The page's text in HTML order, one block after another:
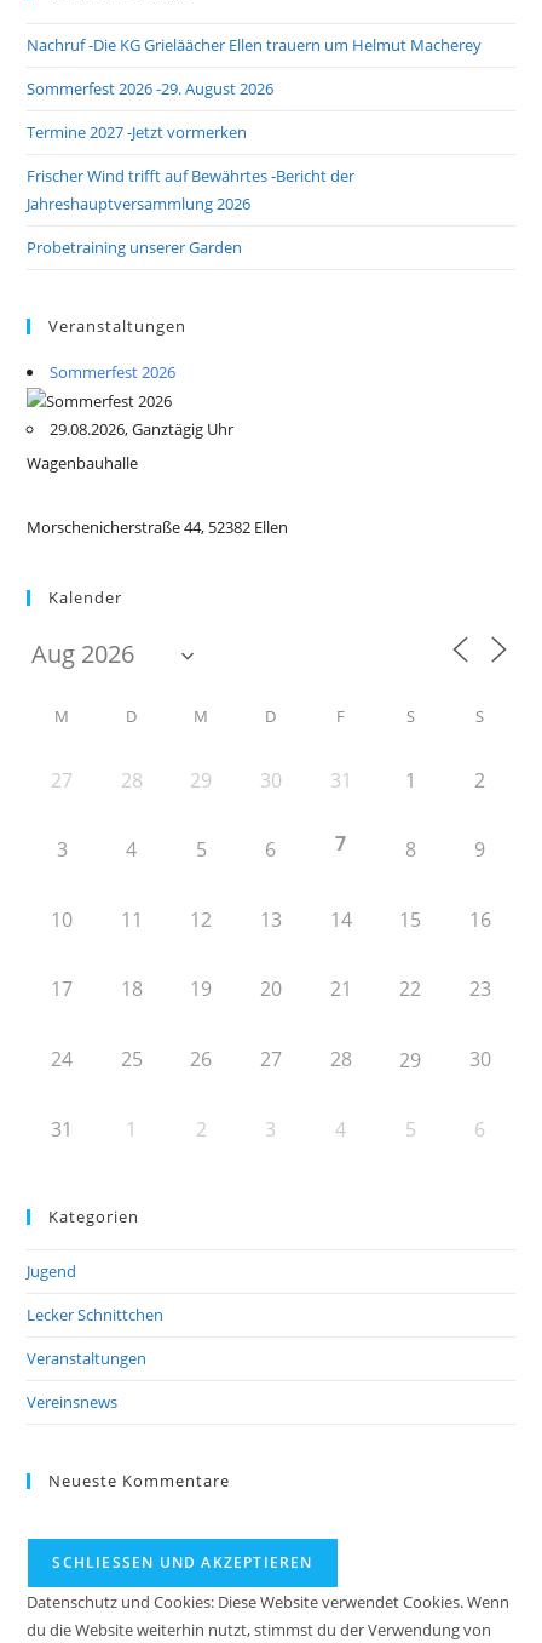
Nachruf -Die KG Grieläächer Ellen trauern um Helmut Macherey
Sommerfest 2026 -29. August 2026
Termine 2027 -Jetzt vormerken
Frischer Wind trifft auf Bewährtes -Bericht der
Jahreshauptversammlung 2026
Probetraining unserer Garden
Veranstaltungen
Sommerfest 2026
29.08.2026, Ganztägig Uhr
Wagenbauhalle
Morschenicherstraße 44, 52382 Ellen
Kalender
M D M D F S S
27 28 29 30 31 1 2
3 4 5 6 7 8 9
10 11 12 13 14 15 16
17 18 19 20 21 22 23
24 25 26 27 28 29 30
31 1 2 3 4 5 6
Kategorien
Jugend
Lecker Schnittchen
Veranstaltungen
Vereinsnews
Neueste Kommentare
Datenschutz und Cookies: Diese Website verwendet Cookies. Wenn
du die Website weiterhin nutzt, stimmst du der Verwendung von